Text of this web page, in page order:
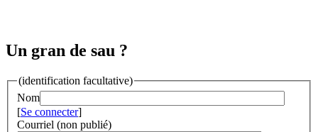
Un gran de sau ?
(identification facultative)
Nom
[Se connecter]
Courriel (non publié)